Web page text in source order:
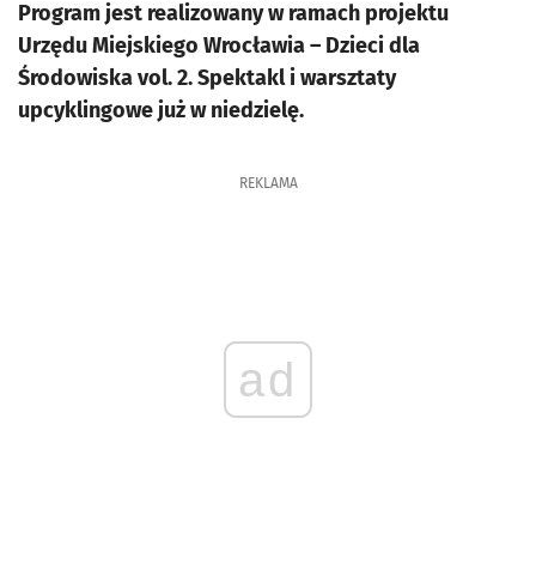
Program jest realizowany w ramach projektu
Urzędu Miejskiego Wrocławia – Dzieci dla
Środowiska vol. 2. Spektakl i warsztaty
upcyklingowe już w niedzielę.
REKLAMA
ad